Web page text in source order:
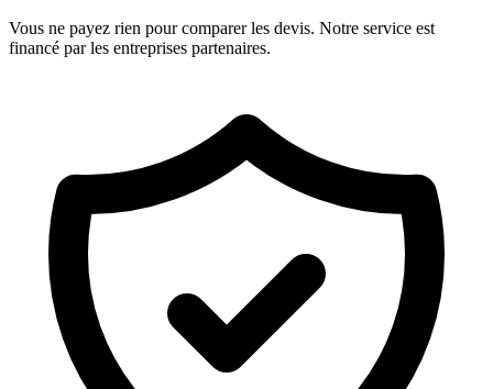
Vous ne payez rien pour comparer les devis. Notre service est
financé par les entreprises partenaires.